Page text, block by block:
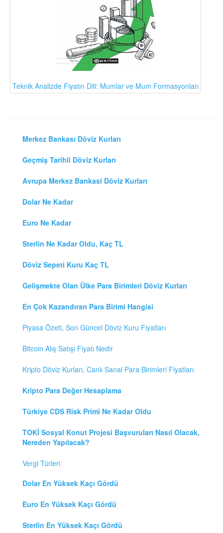
Teknik Analizde Fiyatın Dili: Mumlar ve Mum Formasyonları
Merkez Bankası Döviz Kurları
Geçmiş Tarihli Döviz Kurları
Avrupa Merkez Bankasi Döviz Kurları
Dolar Ne Kadar
Euro Ne Kadar
Sterlin Ne Kadar Oldu, Kaç TL
Döviz Sepeti Kuru Kaç TL
Gelişmekte Olan Ülke Para Birimleri Döviz Kurları
En Çok Kazandıran Para Birimi Hangisi
Piyasa Özeti, Son Güncel Döviz Kuru Fiyatları
Bitcoin Alış Satışı Fiyatı Nedir
Kripto Döviz Kurları, Canlı Sanal Para Birimleri Fiyatları
Kripto Para Değer Hesaplama
Türkiye CDS Risk Primi Ne Kadar Oldu
TOKİ Sosyal Konut Projesi Başvuruları Nasıl Olacak,
Nereden Yapılacak?
Vergi Türleri
Dolar En Yüksek Kaçı Gördü
Euro En Yüksek Kaçı Gördü
Sterlin En Yüksek Kaçı Gördü